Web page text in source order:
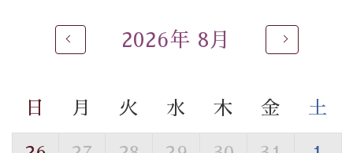
るご入浴をお愉しみください。
■お座敷風呂（大浴場）
す。
※男性大浴場までのご移動には階段がございます。 予め
2026年 8月
日 月 火 水 木 金 土